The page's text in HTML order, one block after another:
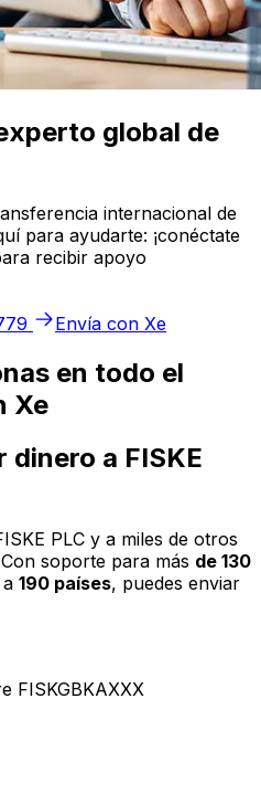
global de
internacional de
para ayudarte: ¡conéctate
recibir apoyo
Envía con Xe
en todo el
Xe
a FISKE
PLC y a miles de otros
soporte para más de 130
190 países, puedes enviar
FISKGBKAXXX